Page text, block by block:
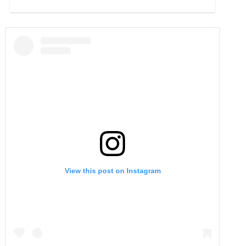
View this post on Instagram